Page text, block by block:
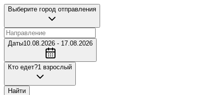
Выберите город отправления
Даты10.08.2026 - 17.08.2026
Кто едет?1 взрослый
Найти